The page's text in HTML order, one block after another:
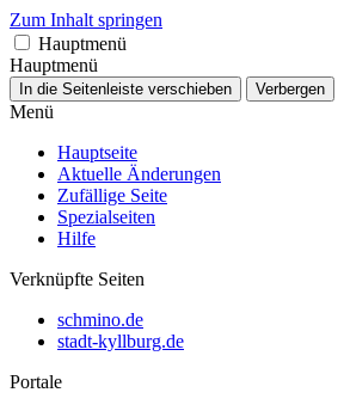
Zum Inhalt springen
Hauptmenü
Hauptmenü
In die Seitenleiste verschieben Verbergen
Menü
Hauptseite
Aktuelle Änderungen
Zufällige Seite
Spezialseiten
Hilfe
Verknüpfte Seiten
schmino.de
stadt-kyllburg.de
Portale